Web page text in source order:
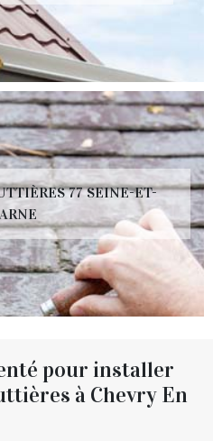
77 SEINE-ET-
pour installer
à Chevry En